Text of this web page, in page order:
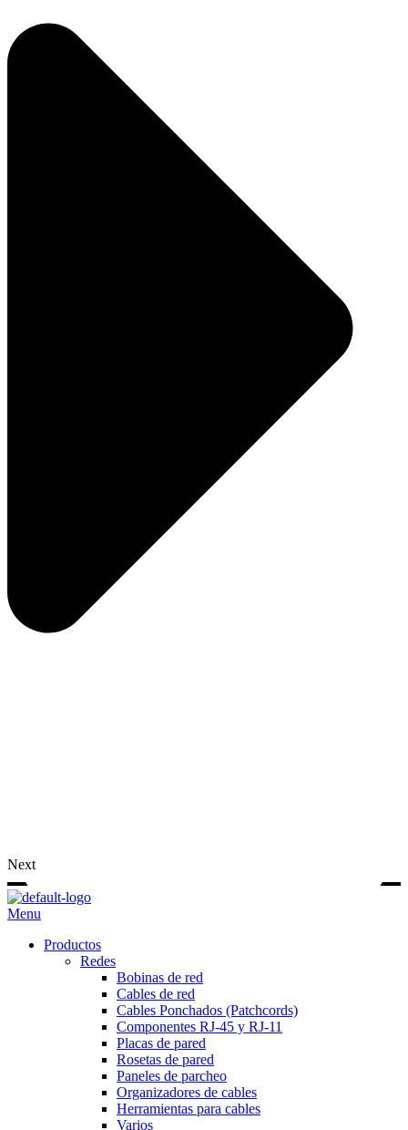
Next
Menu
Productos
Redes
Bobinas de red
Cables de red
Cables Ponchados (Patchcords)
Componentes RJ-45 y RJ-11
Placas de pared
Rosetas de pared
Paneles de parcheo
Organizadores de cables
Herramientas para cables
Varios